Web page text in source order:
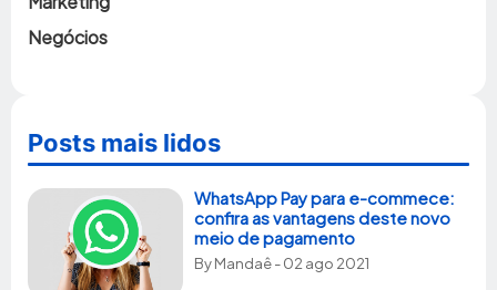
Negócios
Posts mais lidos
WhatsApp Pay para e-commece:
confira as vantagens deste novo
meio de pagamento
ByMandaê- 02 ago 2021